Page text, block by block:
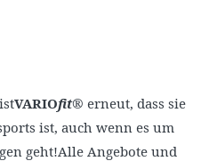
VARIOfit® erneut, dass sie
ist, auch wenn es um
geht!Alle Angebote und